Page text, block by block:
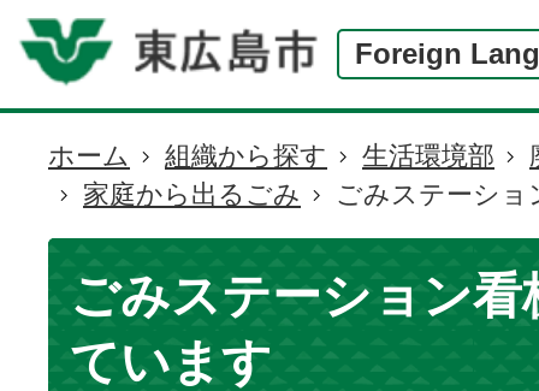
Foreign
現
在
の
置
ホーム 組織から探す 生活環境部
家庭から出るごみ
ごみステーショ
ごみステーション看
ています